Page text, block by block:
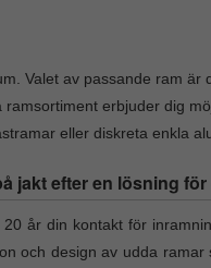
Valet av passande ram
erbjuder dig
eller diskreta enkla
jakt efter en lösning för
år din kontakt för
och design av udda